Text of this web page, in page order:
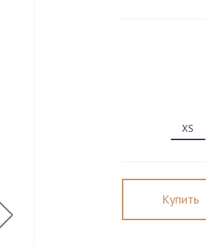
XS
Купить